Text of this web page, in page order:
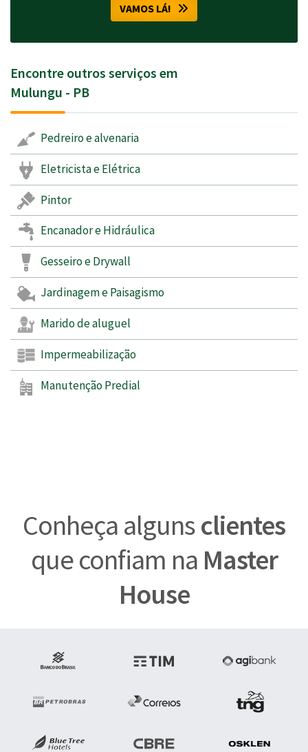
VAMOS LÁ!
Encontre outros serviços em
Mulungu - PB
Pedreiro e alvenaria
Eletricista e Elétrica
Pintor
Encanador e Hidráulica
Gesseiro e Drywall
Jardinagem e Paisagismo
Marido de aluguel
Impermeabilização
Manutenção Predial
Conheça algunsclientes
que confiam na Master
House